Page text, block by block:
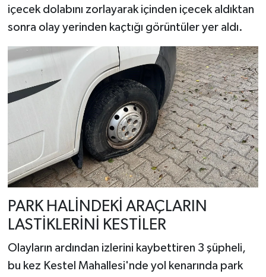
içecek dolabını zorlayarak içinden içecek aldıktan
sonra olay yerinden kaçtığı görüntüler yer aldı.
PARK HALİNDEKİ ARAÇLARIN
LASTİKLERİNİ KESTİLER
Olayların ardından izlerini kaybettiren 3 şüpheli,
bu kez Kestel Mahallesi'nde yol kenarında park